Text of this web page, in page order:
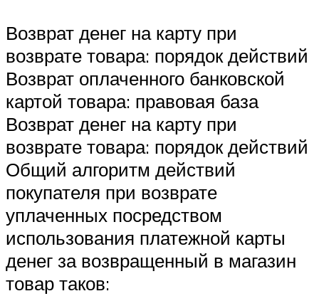
Возврат денег на карту при
возврате товара: порядок действий
Возврат оплаченного банковской
картой товара: правовая база
Возврат денег на карту при
возврате товара: порядок действий
Общий алгоритм действий
покупателя при возврате
уплаченных посредством
использования платежной карты
денег за возвращенный в магазин
товар таков: